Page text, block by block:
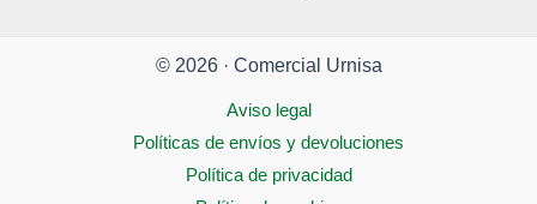
© 2026 · Comercial Urnisa
Aviso legal
Políticas de envíos y devoluciones
Política de privacidad